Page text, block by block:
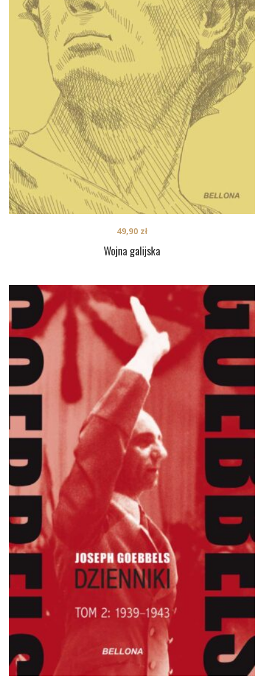
Wojna galijska
49,90 zł